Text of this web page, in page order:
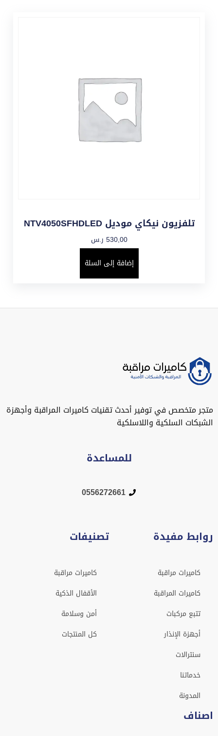
تلفزيون نيكاي موديل NTV4050SFHDLED
530,00 ر.س
إضافة إلى السلة
متجر متخصص في توفير أحدث تقنيات كاميرات المراقبة وأجهزة
الشبكات السلكية واللاسلكية
للمساعدة
0556272661
روابط مفيدة
كاميرات مراقبة
كاميرات المراقبة
تتبع مركبات
أجهزة الإنذار
سنترالات
خدماتنا
المدونة
تصنيفات
كاميرات مراقبة
الأقفال الذكية
أمن وسلامة
كل المنتجات
اصناف